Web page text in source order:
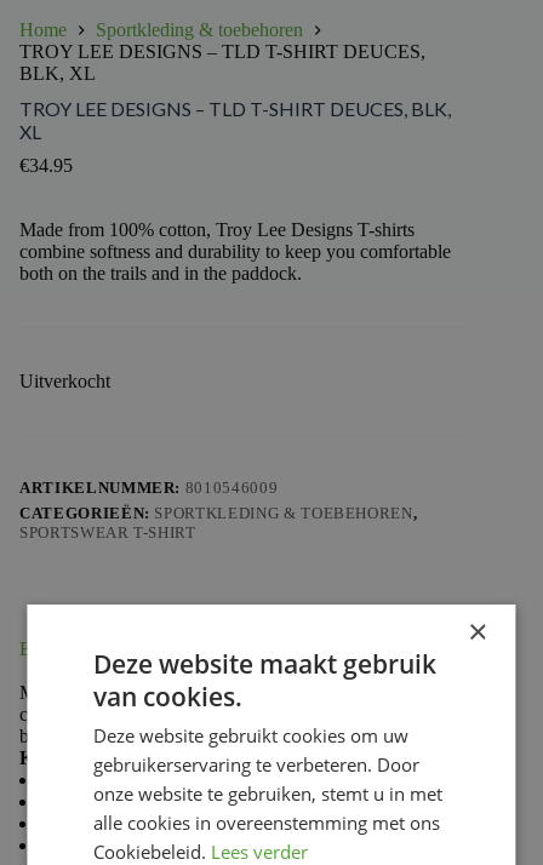
Home
Sportkleding & toebehoren
TROY LEE DESIGNS – TLD T-SHIRT DEUCES,
BLK, XL
TROY LEE DESIGNS – TLD T-SHIRT DEUCES, BLK,
XL
€34.95
Made from 100% cotton, Troy Lee Designs T-shirts
combine softness and durability to keep you comfortable
both on the trails and in the paddock.
Uitverkocht
ARTIKELNUMMER: 8010546009
CATEGORIEËN: SPORTKLEDING & TOEBEHOREN,
SPORTSWEAR T-SHIRT
Beschrijving
Made from 100% cotton, Troy Lee Designs T-shirts
combine softness and durability to keep you comfortable
both on the trails and in the paddock.
Key features:
Casual style
Comfortable and durable fabric
Premium fit
Classic crew neck
×
Deze website maakt gebruik
van cookies.
Deze website gebruikt cookies om uw
gebruikerservaring te verbeteren. Door
onze website te gebruiken, stemt u in met
alle cookies in overeenstemming met ons
Cookiebeleid. Lees verder